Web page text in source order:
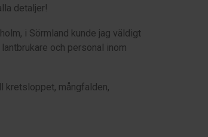
detaljer!
i Sörmland kunde jag väldigt
och personal inom
kretsloppet, mångfalden,